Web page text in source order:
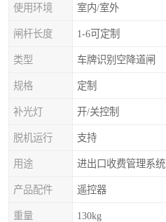
使用环境 室内/室外
闸杆长度 1-6可定制
类型 车牌识别空降道闸
规格 定制
补光灯 开/关控制
脱机运行 支持
用途 进出口收费管理系统
产品配件 遥控器
重量 130kg